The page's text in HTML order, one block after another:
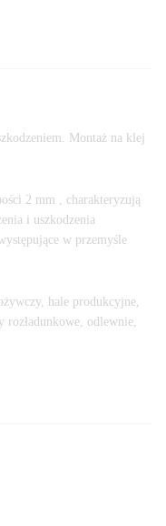
Montaż na klej
2 mm , charakteryzują
i uszkodzenia
w przemyśle
hale produkcyjne,
rozładunkowe, odlewnie,